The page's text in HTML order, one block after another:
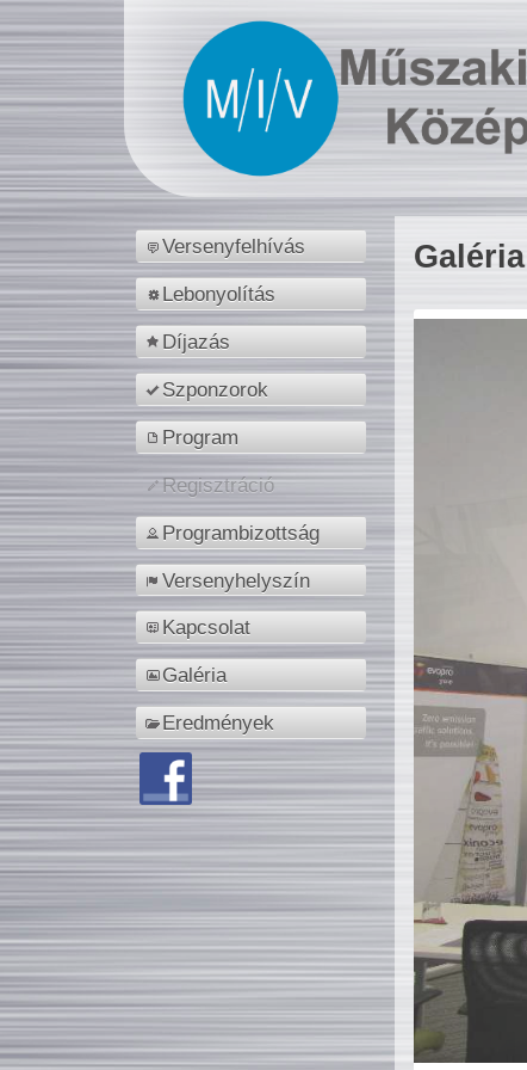
Versenyfelhívás
Lebonyolítás
Díjazás
Szponzorok
Program
Regisztráció
Programbizottság
Versenyhelyszín
Kapcsolat
Galéria
Eredmények
Galéria